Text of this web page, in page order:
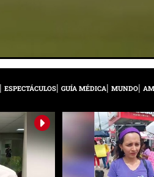
ESPECTÁCULOS GUÍA MÉDICA MUNDO